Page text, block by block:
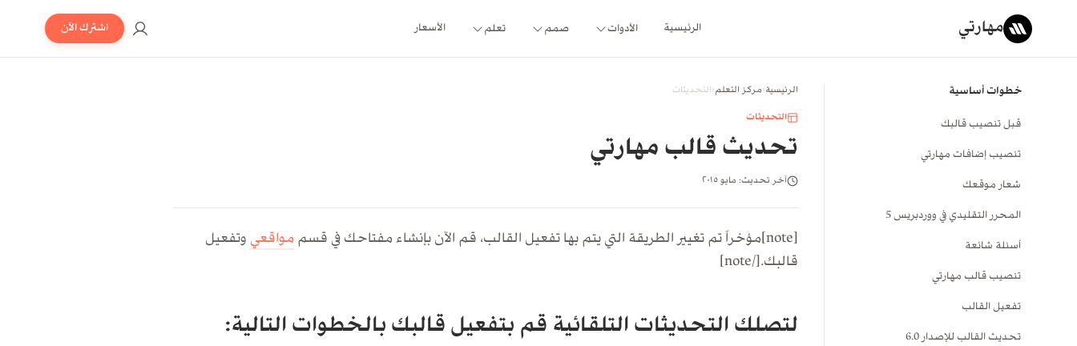
مهارتي الرئيسية الأدوات صمم تعلم الأسعار اشترك الآن
خطوات أساسية
قبل تنصيب قالبك
تنصيب إضافات مهارتي
شعار موقعك
المحرر التقليدي في ووردبريس 5
أسئلة شائعة
تنصيب قالب مهارتي
تفعيل القالب
تحديث القالب للإصدار 6.0
الرئيسية‹مركز التعلم‹التحديثات
التحديثات
تحديث قالب مهارتي
آخر تحديث: مايو ٢٠١٥
[note]مؤخراً تم تغيير الطريقة التي يتم بها تفعيل القالب، قم الآن بإنشاء مفتاحك في قسم مواقعي وتفعيل
قالبك.[/note]
لتصلك التحديثات التلقائية قم بتفعيل قالبك بالخطوات التالية: